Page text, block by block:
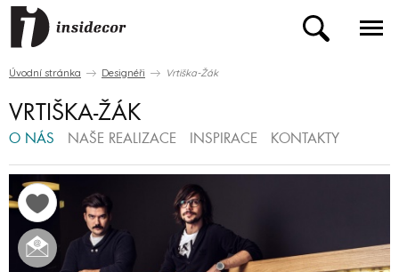
Úvodní stránka Designéři Vrtiška-Žák
VRTIŠKA-ŽÁK
O NÁS NAŠE REALIZACE INSPIRACE KONTAKTY